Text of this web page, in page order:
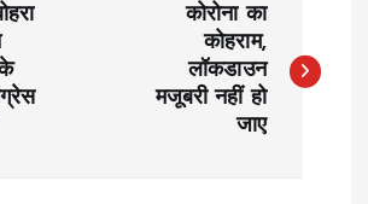
कोरोना का
कोहराम,
लॉकडाउन
मजूबरी नहीं हो
जाए